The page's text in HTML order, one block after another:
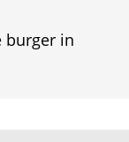
burger in